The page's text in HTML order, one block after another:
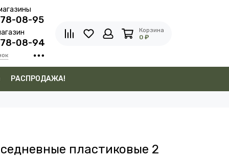
08-95
08-94
Корзина
0 ₽
РАСПРОДАЖА!
пластиковые 2